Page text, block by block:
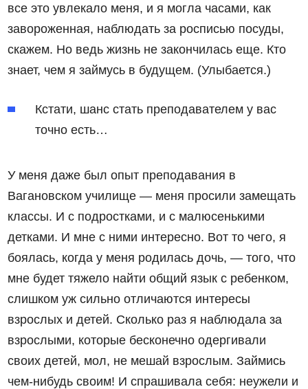
все это увлекало меня, и я могла часами, как
завороженная, наблюдать за росписью посуды,
скажем. Но ведь жизнь не закончилась еще. Кто
знает, чем я займусь в будущем. (Улыбается.)
Кстати, шанс стать преподавателем у вас
точно есть…
У меня даже был опыт преподавания в
Вагановском училище — меня просили замещать
классы. И с подростками, и с малюсенькими
детками. И мне с ними интересно. Вот то чего, я
боялась, когда у меня родилась дочь, — того, что
мне будет тяжело найти общий язык с ребенком,
слишком уж сильно отличаются интересы
взрослых и детей. Сколько раз я наблюдала за
взрослыми, которые бесконечно одергивали
своих детей, мол, не мешай взрослым. Займись
чем-нибудь своим! И спрашивала себя: неужели и